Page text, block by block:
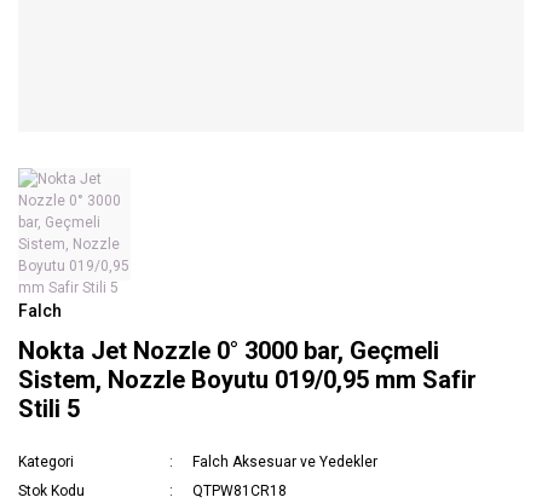
Falch
Nokta Jet Nozzle 0° 3000 bar, Geçmeli
Sistem, Nozzle Boyutu 019/0,95 mm Safir
Stili 5
Kategori
Falch Aksesuar ve Yedekler
Stok Kodu
QTPW81CR18